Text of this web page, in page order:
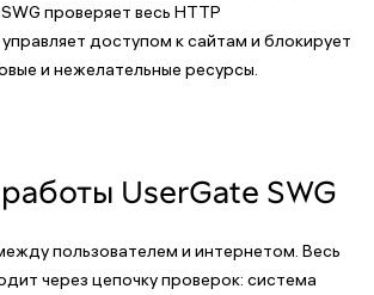
проверяет весь HTTP
доступом к сайтам и блокирует
и нежелательные ресурсы.
UserGate SWG
пользователем и интернетом. Весь
через цепочку проверок: система